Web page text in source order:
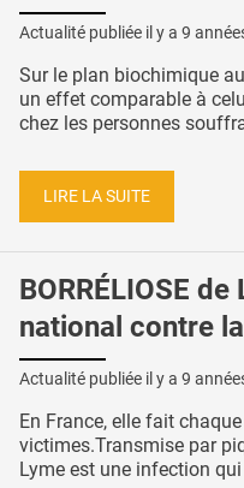
Actualité publiée il y a 9
Sur le plan biochimique
un effet comparable à
chez les personnes
LIRE LA SUITE
BORRÉLIOSE de
national contre
Actualité publiée il y a 9
En France, elle fait
victimes.Transmise par
Lyme est une infection